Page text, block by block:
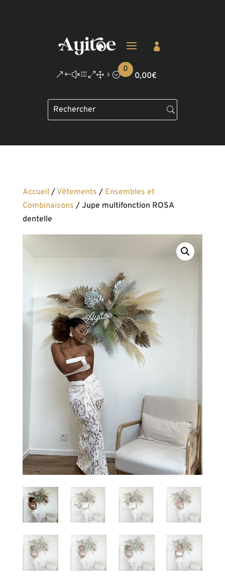
&#xe015;
0
0,00€
Accueil / Vêtements / Ensembles et
Combinaisons / Jupe multifonction ROSA
dentelle